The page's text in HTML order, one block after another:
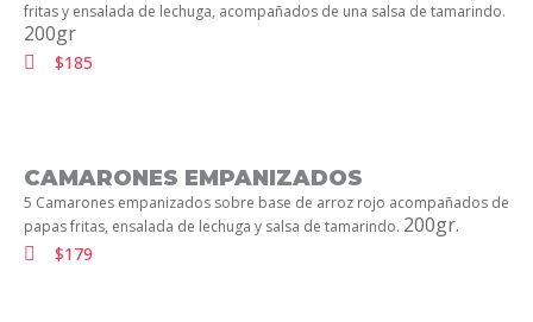
fritas y ensalada de lechuga, acompañados de una salsa de tamarindo.
200gr
$185
CAMARONES EMPANIZADOS
5 Camarones empanizados sobre base de arroz rojo acompañados de
papas fritas, ensalada de lechuga y salsa de tamarindo. 200gr.
$179